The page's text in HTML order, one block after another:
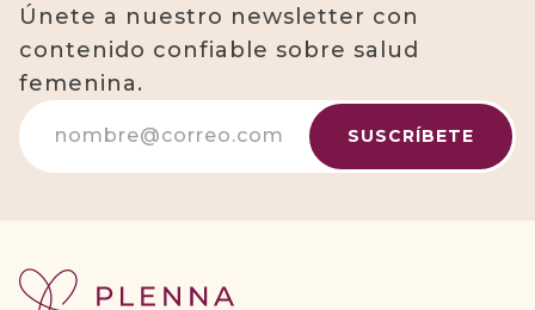
Únete a nuestro newsletter con
contenido confiable sobre salud
femenina.